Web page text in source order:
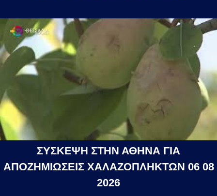
ΣΥΣΚΕΨΗ ΣΤΗΝ ΑΘΗΝΑ ΓΙΑ
ΑΠΟΖΗΜΙΩΣΕΙΣ ΧΑΛΑΖΟΠΛΗΚΤΩΝ 06 08
2026